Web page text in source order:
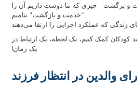
و برگشت - چیزی که ما دوست داریم آن را
"خدمت و بازگشت" بنامیم
زندگی که عملکرد اجرایی را ارتقا می‌دهند
کودکان کمک کنیم، یک لحظه، یک ارتباط در
یک زمان!
والدین در انتظار فرزند